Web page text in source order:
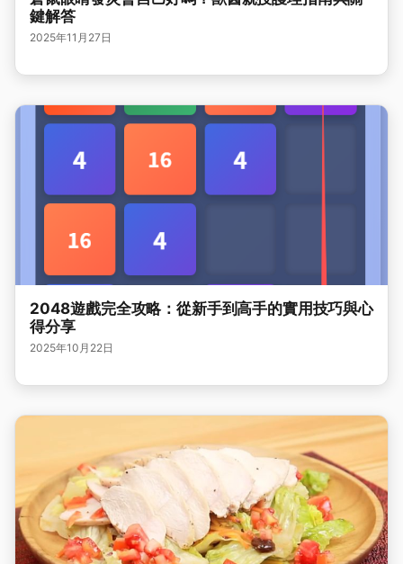
鍵解答
2025年11月27日
2048遊戲完全攻略：從新手到高手的實用技巧與心
得分享
2025年10月22日